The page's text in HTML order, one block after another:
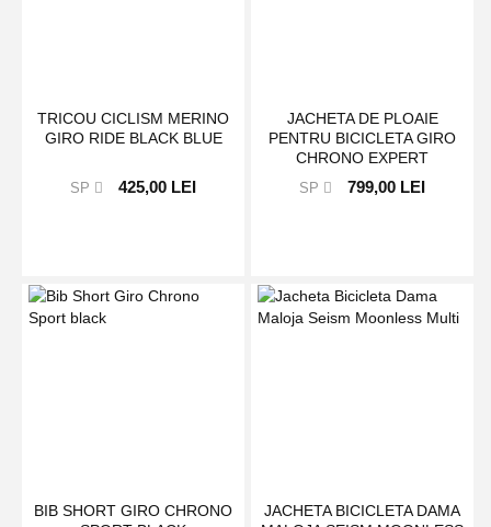
TRICOU CICLISM MERINO
GIRO RIDE BLACK BLUE
SP 425,00 LEI
JACHETA DE PLOAIE
PENTRU BICICLETA GIRO
CHRONO EXPERT
VERMILLION
SP 799,00 LEI
BIB SHORT GIRO CHRONO
JACHETA BICICLETA DAMA